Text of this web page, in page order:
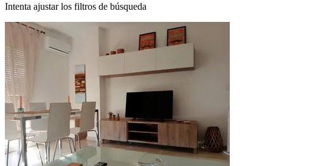
Intenta ajustar los filtros de búsqueda